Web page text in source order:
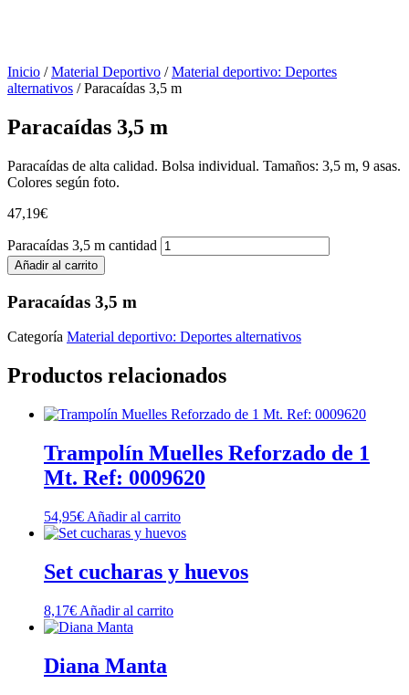
Inicio /Material Deportivo /Material deportivo: Deportes
alternativos / Paracaídas 3,5 m
Paracaídas 3,5 m
Paracaídas de alta calidad. Bolsa individual. Tamaños: 3,5 m, 9 asas.
Colores según foto.
47,19€
Paracaídas 3,5 m cantidad
Añadir al carrito
Paracaídas 3,5 m
Categoría Material deportivo: Deportes alternativos
Productos relacionados
Trampolín Muelles Reforzado de 1
Mt. Ref: 0009620
54,95€ Añadir al carrito
Set cucharas y huevos
8,17€ Añadir al carrito
Diana Manta